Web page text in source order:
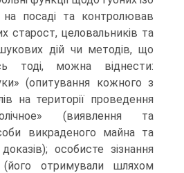
посаді та контролював
старост, целовальників та
дій чи методів, що
тоді, можна віднести:
(опитування кожного з
на території проведення
(виявлення та
викраденого майна та
особисте зізнання
(його отримували шляхом